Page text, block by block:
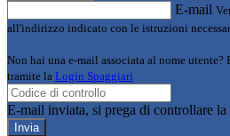
E-mail
all'indirizzo indicato con le istruzioni
Non hai una e-mail associata al nome utente?
tramite la Login Spaggiari
E-mail inviata, si prega di controllare la